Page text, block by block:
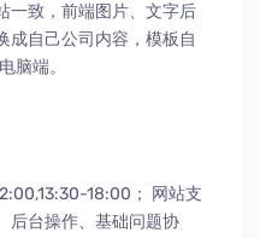
一致，前端图片、文字后
成自己公司内容，模板自
脑端。
18:00；
网站支
后台操作、 基础问题协